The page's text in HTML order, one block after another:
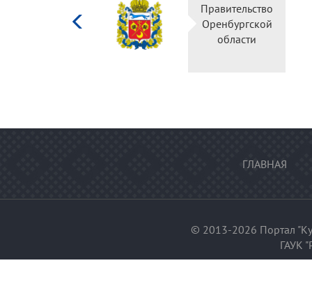
Правительство
Оренбургской
области
ГЛАВНАЯ
© 2013-2026 Портал
ГАУК